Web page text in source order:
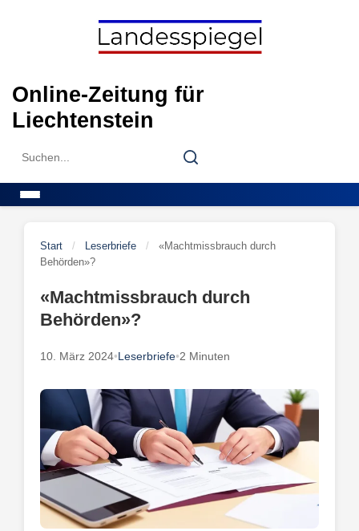
Online-Zeitung für
Liechtenstein
Search
Search
Start / Leserbriefe /
«Machtmissbrauch durch
Behörden»?
«Machtmissbrauch durch
Behörden»?
10. März 2024•Leserbriefe•2 Minuten